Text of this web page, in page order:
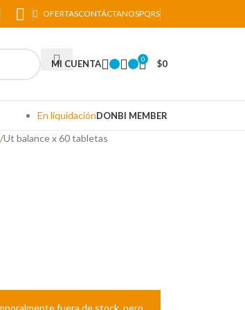
OFERTASCONTÁCTANOSPQRS
MI CUENTA 0 $0
En liquidaciónDONBI MEMBER
Ut balance x 60 tabletas